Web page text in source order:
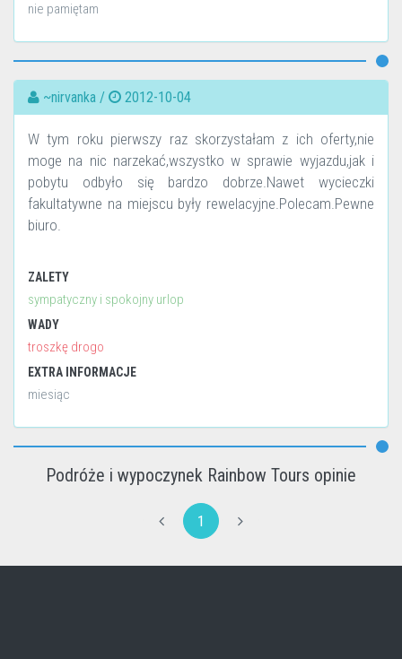
nie pamiętam
~nirvanka / 2012-10-04
W tym roku pierwszy raz skorzystałam z ich oferty,nie
moge na nic narzekać,wszystko w sprawie wyjazdu,jak i
pobytu odbyło się bardzo dobrze.Nawet wycieczki
fakultatywne na miejscu były rewelacyjne.Polecam.Pewne
biuro.
ZALETY
sympatyczny i spokojny urlop
WADY
troszkę drogo
EXTRA INFORMACJE
miesiąc
Podróże i wypoczynek Rainbow Tours opinie
1